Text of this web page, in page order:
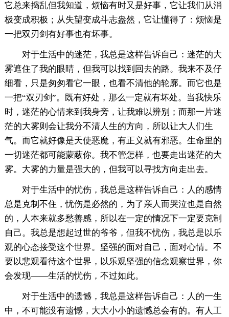
它总来捣乱但我知道，烦恼有时又是好事，它让我们从消
极变成积极；从失望变成斗志盎然，它让懂得了：烦恼是
一把双刃剑有好事也有坏事。
对于生活中的迷茫，我总是这样告诉自己：迷茫的大
雾遮住了我的眼睛，但我可以找到回去的路。我来不及仔
细看，只是匆匆看它一眼，也看不清他的轮廓。而它也是
一把“双刃剑”。既有好处，那么一定就有坏处。当我快乐
时，迷茫的心情来到我身旁，让我难以辨别；而那一片迷
茫的大雾则会让我分不清人生的方向，所以让大人们生
气。而它就好像是天使恶魔，有正义就有邪恶。生命里的
一切迷茫都可能蒙蔽你。我不管怎样，也要走出迷茫的大
雾。大雾的力量是强大的，但我可以寻找方向走出去。
对于生活中的忧伤，我总是这样告诉自己：人的感情
总是克制不住，忧伤是必然的，为了亲人而哭泣也是自然
的，人本来就多愁善感，所以在一定的情况下一定要克制
自己。我总是想起过世的爷爷，但我不忧伤，我总是以乐
观的心态接受这个世界。坚强的面对自己，面对心情。不
要以悲观看待这个世界，以乐观坚强的信念观察世界，你
会发现——生活的忧伤，不过如此。
对于生活中的遗憾，我总是这样告诉自己：人的一生
中，不可能没有遗憾，大大小小的遗憾总会有的。有人工